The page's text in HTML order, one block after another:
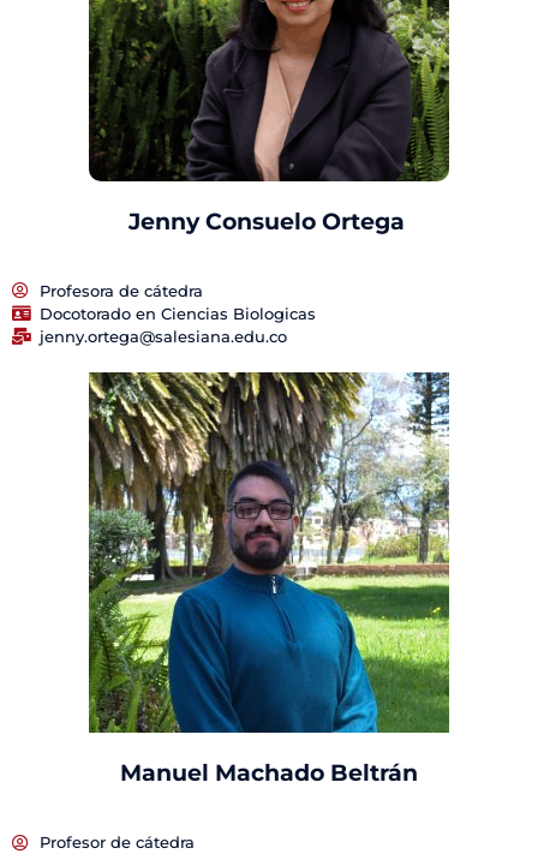
Jenny Consuelo Ortega
Profesora de cátedra
Docotorado en Ciencias Biologicas
jenny.ortega@salesiana.edu.co
Manuel Machado Beltrán
Profesor de cátedra